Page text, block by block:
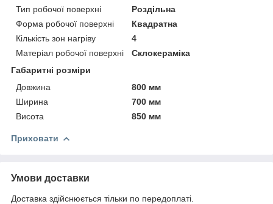
Тип робочої поверхні
Роздільна
Форма робочої поверхні
Квадратна
Кількість зон нагріву
4
Матеріал робочої поверхні
Склокераміка
Габаритні розміри
Довжина
800 мм
Ширина
700 мм
Висота
850 мм
Приховати
Умови доставки
Доставка здійснюється тільки по передоплаті.